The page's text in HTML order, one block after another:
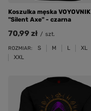
Koszulka męska VOYOVNIK
"Silent Axe" - czarna
70,99 zł / szt.
ROZMIAR: S M L
XL
XXL